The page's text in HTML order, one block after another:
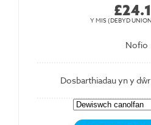
Y MIS (DEBYD
Nofio
Dosbarthiadau yn y